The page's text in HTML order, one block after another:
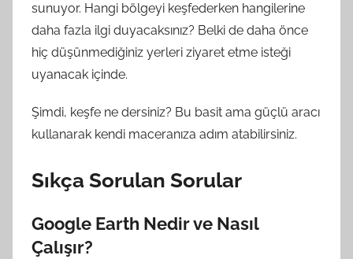
sunuyor. Hangi bölgeyi keşfederken hangilerine
daha fazla ilgi duyacaksınız? Belki de daha önce
hiç düşünmediğiniz yerleri ziyaret etme isteği
uyanacak içinde.
Şimdi, keşfe ne dersiniz? Bu basit ama güçlü aracı
kullanarak kendi maceranıza adım atabilirsiniz.
Sıkça Sorulan Sorular
Google Earth Nedir ve Nasıl
Çalışır?